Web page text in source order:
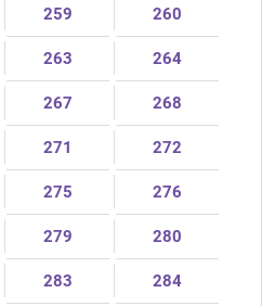
259 260
263 264
267 268
271 272
275 276
279 280
283 284